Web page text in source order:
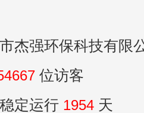
杰强环保科技有限
位访客
定运行 1954 天